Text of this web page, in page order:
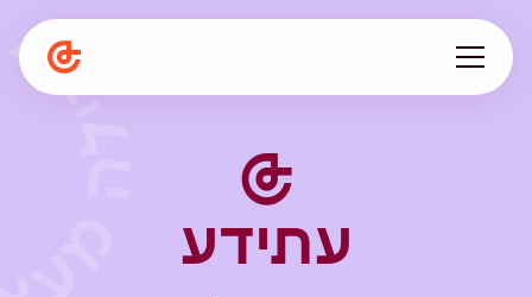
תפיסה חינוכיתעתידע